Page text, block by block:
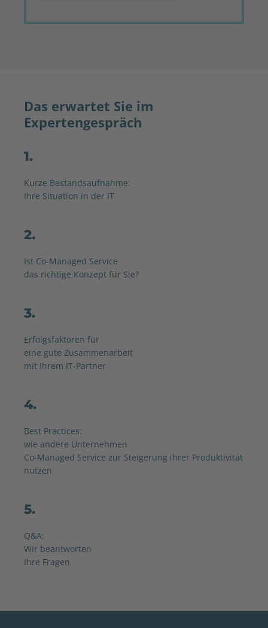
Das erwartet Sie im
Expertengespräch
1.
Kurze Bestandsaufnahme:
Ihre Situation in der IT
2.
Ist Co-Managed Service
das richtige Konzept für Sie?
3.
Erfolgsfaktoren für
eine gute Zusammenarbeit
mit Ihrem IT-Partner
4.
Best Practices:
wie andere Unternehmen
Co-Managed Service zur Steigerung ihrer Produktivität
nutzen
5.
Q&A:
Wir beantworten
Ihre Fragen